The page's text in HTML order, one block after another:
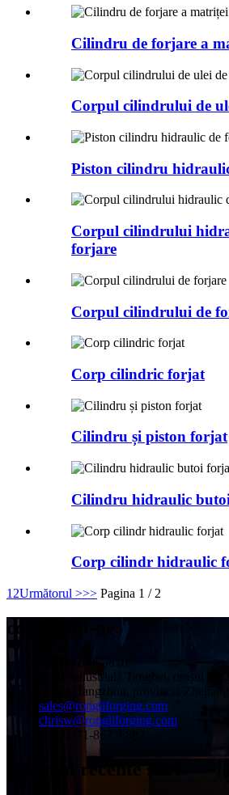
Cilindru de forjare a
Corpul cilindrului de
Piston cilindru
Corpul cilindrului
forjare
Corpul cilindrului de
Corp cilindric forjat
Cilindru și piston forjat
Cilindru hidraulic
Corp cilindr hidraulic
1 2Următorul >>> Pagina 1 / 2
contactaţi-ne
+86-18268558107
Zona Industrială Tangbei, orașul
orașul Hangzhou, provincia
sales@rongliforging.com
chrisw@rongliforging.com
+86-0571-86356882
cele mai recente știri